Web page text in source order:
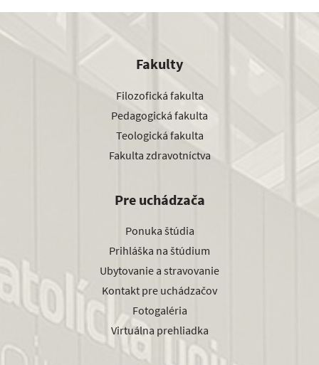
Fakulty
Filozofická fakulta
Pedagogická fakulta
Teologická fakulta
Fakulta zdravotníctva
Pre uchádzača
Ponuka štúdia
Prihláška na štúdium
Ubytovanie a stravovanie
Kontakt pre uchádzačov
Fotogaléria
Virtuálna prehliadka